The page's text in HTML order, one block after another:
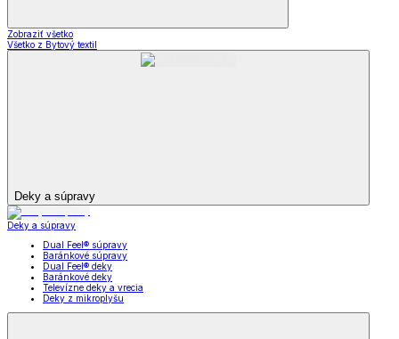
Zobraziť všetko
Všetko z Bytový textil
Deky a súpravy
Deky a súpravy
Dual Feel® súpravy
Baránkové súpravy
Dual Feel® deky
Baránkové deky
Televízne deky a vrecia
Deky z mikroplyšu